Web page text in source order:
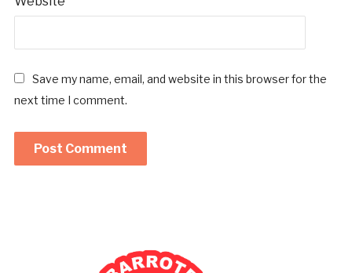
Save my name, email, and website in this browser for the
next time I comment.